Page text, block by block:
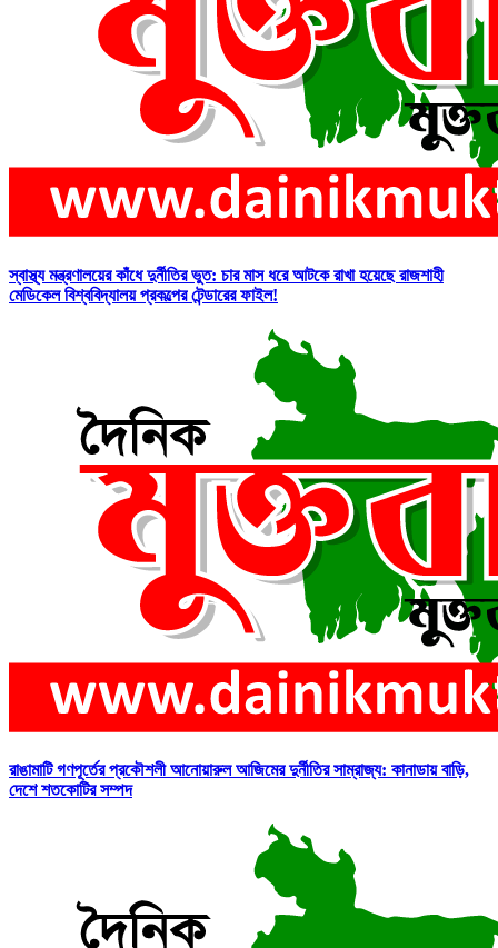
স্বাস্থ্য মন্ত্রণালয়ের কাঁধে দুর্নীতির ভুত: চার মাস ধরে আটকে রাখা হয়েছে রাজশাহী
মেডিকেল বিশ্ববিদ্যালয় প্রকল্পের টেন্ডারের ফাইল!
রাঙামাটি গণপূর্তের প্রকৌশলী আনোয়ারুল আজিমের দুর্নীতির সাম্রাজ্য: কানাডায় বাড়ি,
দেশে শতকোটির সম্পদ